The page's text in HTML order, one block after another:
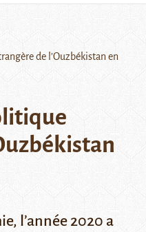
de l’Ouzbékistan en
l’année 2020 a